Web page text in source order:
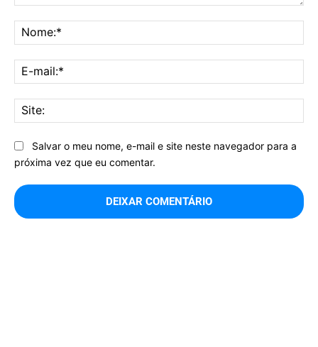
Salvar o meu nome, e-mail e site neste navegador para a
próxima vez que eu comentar.